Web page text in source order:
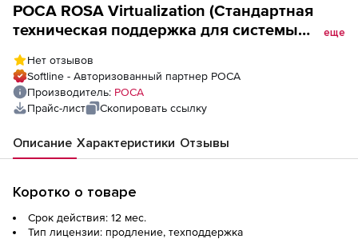
РОСА ROSA Virtualization (Cтандартная
техническая поддержка для системы
еще
Нет отзывов
Softline - Авторизованный партнер РОСА
Производитель: РОСА
Прайс-лист
Скопировать ссылку
Описание Характеристики Отзывы
Коротко о товаре
Срок действия: 12 мес.
Тип лицензии: продление, техподдержка